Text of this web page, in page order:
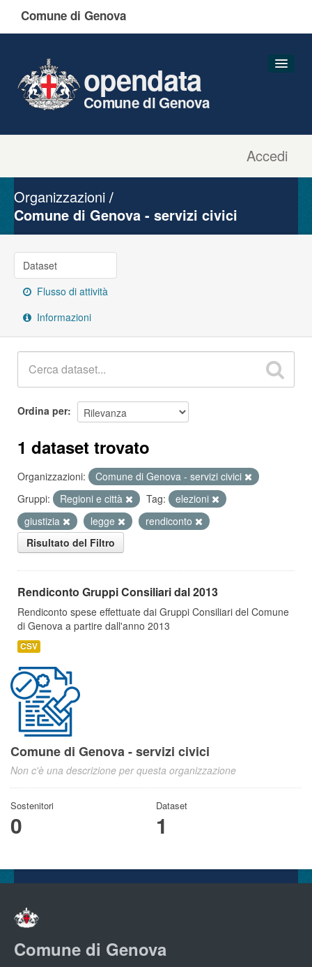
Comune di Genova
Accedi
opendata
Comune di Genova
Gruppi
Organizzazioni
Comune di Genova - servizi civici
Dataset
Flusso di attività
Informazioni
Ordina per
1 dataset trovato
Organizzazioni:
Comune di Genova - servizi civici
Gruppi:
Regioni e città Tag:
elezioni
giustizia
legge
rendiconto
Risultato del Filtro
Rendiconto Gruppi Consiliari dal 2013
Rendiconto spese effettuate dai Gruppi Consiliari del Comune
di Genova a partire dall'anno 2013
CSV
Comune di Genova - servizi civici
Non c'è una descrizione per questa organizzazione
Sostenitori
0
Dataset
1
Comune di Genova